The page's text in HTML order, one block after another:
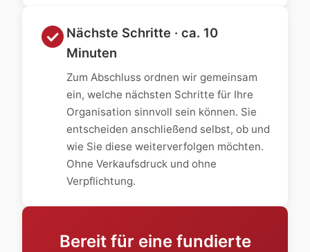
check_circle Nächste Schritte · ca. 10
Minuten
Zum Abschluss ordnen wir gemeinsam
ein, welche nächsten Schritte für Ihre
Organisation sinnvoll sein können. Sie
entscheiden anschließend selbst, ob und
wie Sie diese weiterverfolgen möchten.
Ohne Verkaufsdruck und ohne
Verpflichtung.
Bereit für eine fundierte